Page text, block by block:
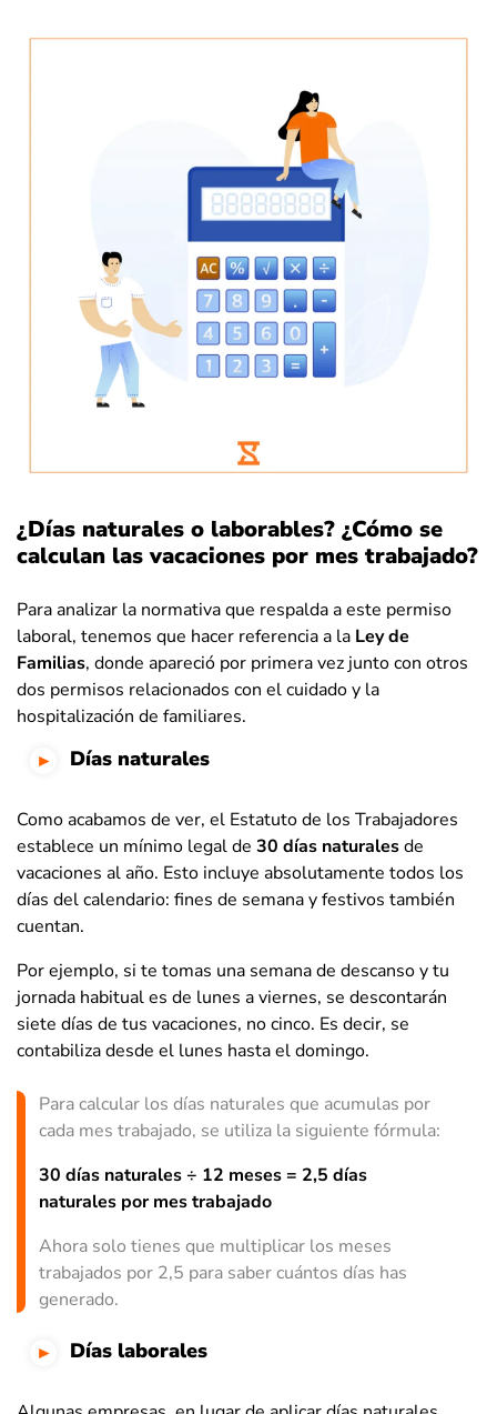
¿Días naturales o laborables? ¿Cómo se
calculan las vacaciones por mes trabajado?
Para analizar la normativa que respalda a este permiso
laboral, tenemos que hacer referencia a la Ley de
Familias, donde apareció por primera vez junto con otros
dos permisos relacionados con el cuidado y la
hospitalización de familiares.
Días naturales
Como acabamos de ver, el Estatuto de los Trabajadores
establece un mínimo legal de 30 días naturalesde
vacaciones al año. Esto incluye absolutamente todos los
días del calendario: fines de semana y festivos también
cuentan.
Por ejemplo, si te tomas una semana de descanso y tu
jornada habitual es de lunes a viernes, se descontarán
siete días de tus vacaciones, no cinco. Es decir, se
contabiliza desde el lunes hasta el domingo.
Para calcular los días naturales que acumulas por
cada mes trabajado, se utiliza la siguiente fórmula:
30 días naturales ÷ 12 meses = 2,5 días
naturales por mes trabajado
Ahora solo tienes que multiplicar los meses
trabajados por 2,5 para saber cuántos días has
generado.
Días laborales